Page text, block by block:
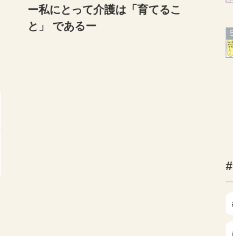
ー私にとって介護は「育てるこ
と」 であるー